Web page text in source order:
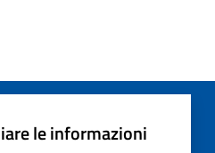
le informazioni